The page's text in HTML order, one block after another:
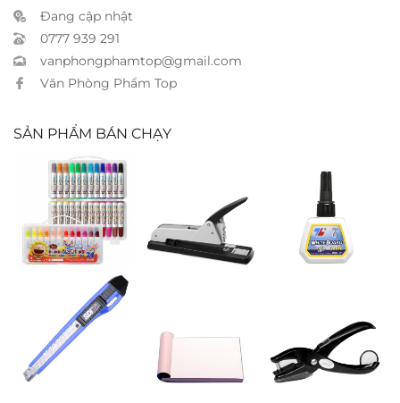
Đang cập nhật
0777 939 291
vanphongphamtop@gmail.com
Văn Phòng Phẩm Top
SẢN PHẨM BÁN CHẠY
Bút lông màu
Simbalion
BLM24
Bấm kim
Kwtrio 5000 –
240 tờ
Mực lông bảng
đen
Dao rọc nhỏ
SDI 0404 – A2
liên 7×10
Bấm 1 lổ Kanex
SHP20 – 8 tờ